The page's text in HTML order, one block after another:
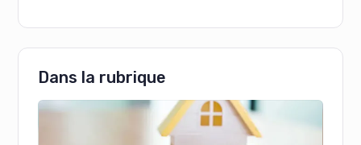
Dans la rubrique